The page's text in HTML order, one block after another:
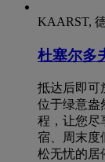
KAARST,
杜塞尔多
抵达后即可
位于绿意盎
程，让您尽
宿、周末度
松无忧的居